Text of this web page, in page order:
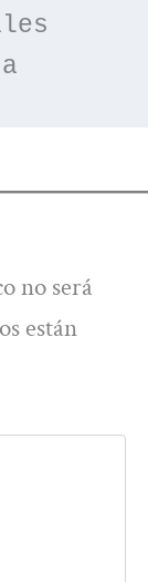
no será
están